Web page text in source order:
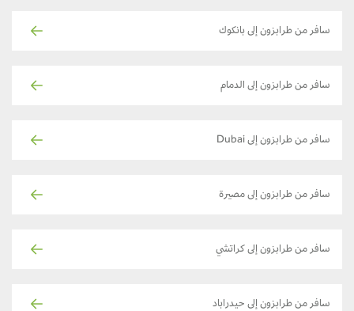
سافر من طرابزون إلى بانكوك
سافر من طرابزون إلى الدمام
سافر من طرابزون إلى Dubai
سافر من طرابزون إلى مصيرة
سافر من طرابزون إلى كراتشي
سافر من طرابزون إلى حيدراباد